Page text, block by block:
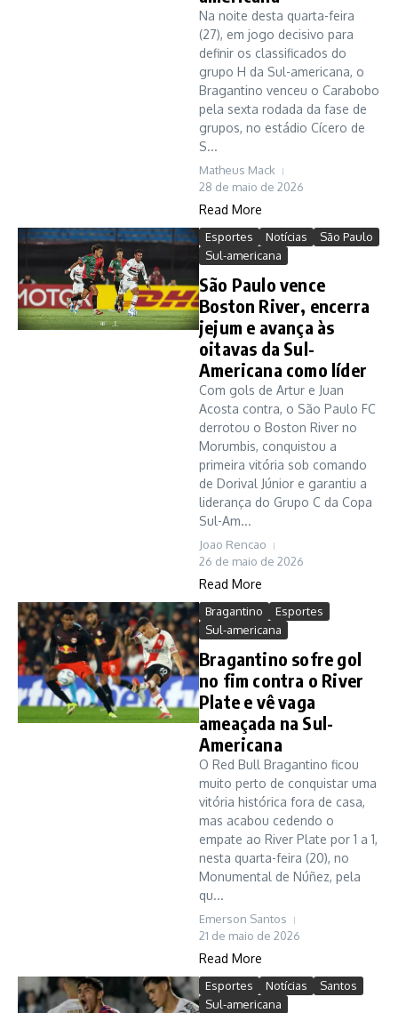
Na noite desta quarta-feira
(27), em jogo decisivo para
definir os classificados do
grupo H da Sul-americana, o
Bragantino venceu o Carabobo
pela sexta rodada da fase de
grupos, no estádio Cícero de
S...
Matheus Mack
28 de maio de 2026
Read More
Esportes Notícias
São Paulo
Sul-americana
São Paulo vence
Boston River, encerra
jejum e avança às
oitavas da Sul-
Americana como líder
Com gols de Artur e Juan
Acosta contra, o São Paulo FC
derrotou o Boston River no
Morumbis, conquistou a
primeira vitória sob comando
de Dorival Júnior e garantiu a
liderança do Grupo C da Copa
Sul-Am...
Joao Rencao
26 de maio de 2026
Read More
Bragantino
Esportes
Sul-americana
Bragantino sofre gol
no fim contra o River
Plate e vê vaga
ameaçada na Sul-
Americana
O Red Bull Bragantino ficou
muito perto de conquistar uma
vitória histórica fora de casa,
mas acabou cedendo o
empate ao River Plate por 1 a 1,
nesta quarta-feira (20), no
Monumental de Núñez, pela
qu...
Emerson Santos
21 de maio de 2026
Read More
Esportes Notícias
Santos
Sul-americana